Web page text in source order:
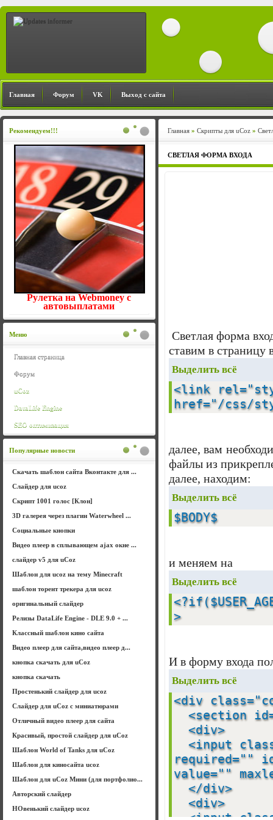
Главная Форум VK Выход с сайта
Главная » Cкрипты для uCoz »
СВЕТЛАЯ ФОРМА ВХОДА
Светлая форма
ставим в страницу
Выделить всё
<link
href="/css/
далее, вам
файлы из
далее, находим:
Выделить всё
$BODY$
и меняем на
Выделить всё
>
И в форму входа
Выделить всё
<div
<section
<div>
<input
required=""
value=""
</div>
<div>
Рекомендуем!!!
Рулетка на Webmoney с
автовыплатами
Меню
Главная страница
Форум
uCoz
DataLife Engine
SEO оптимизация
Популярные новости
Скачать шаблон сайта Вконтакте для ...
Слайдер для ucoz
Скрипт 1001 голос [Клон]
3D галерея через плагин Waterwheel ...
Социальные кнопки
Видео плеер в сплывающем ajax окне ...
слайдер v5 для uCoz
Шаблон для ucoz на тему Minecraft
шаблон торент трекера для ucoz
оригинальный слайдер
Релизы DataLife Engine - DLE 9.0 + ...
Классный шаблон кино сайта
Видео плеер для сайта,видео плеер д...
кнопка скачать для uCoz
кнопка скачать
Простенький слайдер для ucoz
Слайдер для uCoz с миниатюрами
Отличный видео плеер для сайта
Красивый, простой слайдер для uCoz
Шаблон World of Tanks для uCoz
Шаблон для киносайта ucoz
Шаблон для uCoz Мини (для портфолио...
Авторский слайдер
НОвенький слайдер ucoz